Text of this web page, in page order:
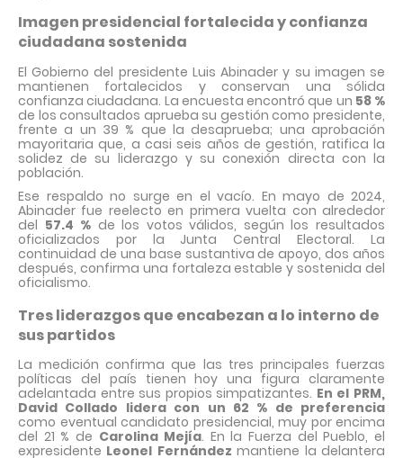
Imagen presidencial fortalecida y confianza
ciudadana sostenida
El Gobierno del presidente Luis Abinader y su imagen se
mantienen fortalecidos y conservan una sólida
confianza ciudadana. La encuesta encontró que un 58 %
de los consultados aprueba su gestión como presidente,
frente a un 39 % que la desaprueba; una aprobación
mayoritaria que, a casi seis años de gestión, ratifica la
solidez de su liderazgo y su conexión directa con la
población.
Ese respaldo no surge en el vacío. En mayo de 2024,
Abinader fue reelecto en primera vuelta con alrededor
del 57.4 % de los votos válidos, según los resultados
oficializados por la Junta Central Electoral. La
continuidad de una base sustantiva de apoyo, dos años
después, confirma una fortaleza estable y sostenida del
oficialismo.
Tres liderazgos que encabezan a lo interno de
sus partidos
La medición confirma que las tres principales fuerzas
políticas del país tienen hoy una figura claramente
adelantada entre sus propios simpatizantes. En el PRM,
David Collado lidera con un 62 % de preferencia
como eventual candidato presidencial, muy por encima
del 21 % de Carolina Mejía. En la Fuerza del Pueblo, el
expresidente Leonel Fernández mantiene la delantera